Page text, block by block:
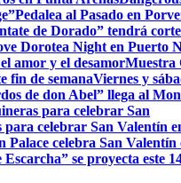
Pedalea al Pasado en
de Dorado” tendrá
Dorotea Night en Puerto
amor y el desamorMuestra
fin de semanaViernes y
de don Abel” llega al
para celebrar San
para celebrar San Valentín
Palace celebra San Valentín
se proyecta este